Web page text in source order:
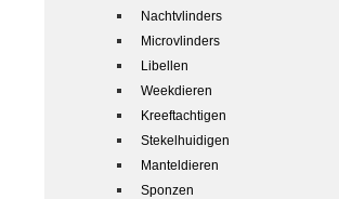
Nachtvlinders
Microvlinders
Libellen
Weekdieren
Kreeftachtigen
Stekelhuidigen
Manteldieren
Sponzen